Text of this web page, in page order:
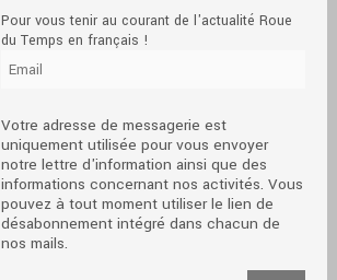
Pour vous tenir au courant de l'actualité Roue
du Temps en français !
Votre adresse de messagerie est
uniquement utilisée pour vous envoyer
notre lettre d'information ainsi que des
informations concernant nos activités. Vous
pouvez à tout moment utiliser le lien de
désabonnement intégré dans chacun de
nos mails.